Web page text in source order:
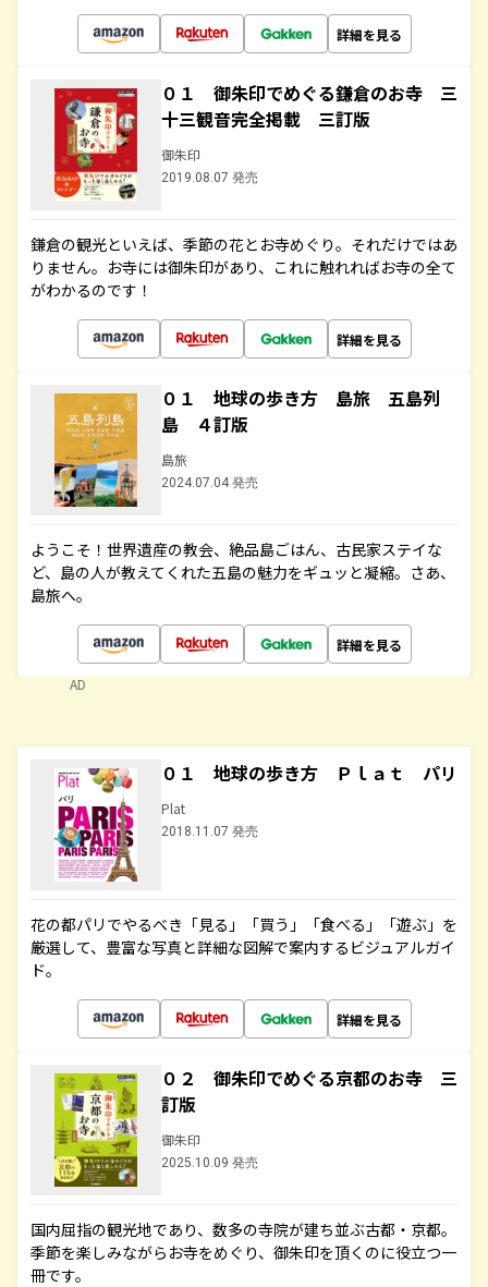
詳細を見る
０１ 御朱印でめぐる鎌倉のお寺 三
十三観音完全掲載 三訂版
御朱印
2019.08.07 発売
鎌倉の観光といえば、季節の花とお寺めぐり。それだけではあ
りません。お寺には御朱印があり、これに触れればお寺の全て
がわかるのです！
詳細を見る
０１ 地球の歩き方 島旅 五島列
島 ４訂版
島旅
2024.07.04 発売
ようこそ！世界遺産の教会、絶品島ごはん、古民家ステイな
ど、島の人が教えてくれた五島の魅力をギュッと凝縮。さあ、
島旅へ。
詳細を見る
AD
０１ 地球の歩き方 Ｐｌａｔ パリ
Plat
2018.11.07 発売
花の都パリでやるべき「見る」「買う」「食べる」「遊ぶ」を
厳選して、豊富な写真と詳細な図解で案内するビジュアルガイ
ド。
詳細を見る
０２ 御朱印でめぐる京都のお寺 三
訂版
御朱印
2025.10.09 発売
国内屈指の観光地であり、数多の寺院が建ち並ぶ古都・京都。
季節を楽しみながらお寺をめぐり、御朱印を頂くのに役立つ一
冊です。